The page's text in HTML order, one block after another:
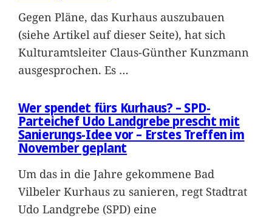
Gegen Pläne, das Kurhaus auszubauen
(siehe Artikel auf dieser Seite), hat sich
Kulturamtsleiter Claus-Günther Kunzmann
ausgesprochen. Es …
Wer spendet fürs Kurhaus? – SPD-
Parteichef Udo Landgrebe prescht mit
Sanierungs-Idee vor – Erstes Treffen im
November geplant
Um das in die Jahre gekommene Bad
Vilbeler Kurhaus zu sanieren, regt Stadtrat
Udo Landgrebe (SPD) eine